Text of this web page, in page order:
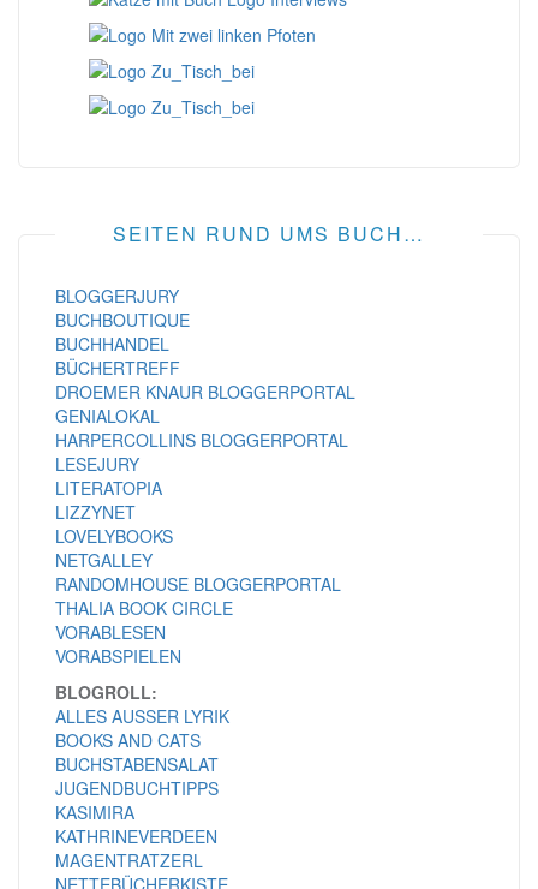
SEITEN RUND UMS BUCH…
BLOGGERJURY
BUCHBOUTIQUE
BUCHHANDEL
BÜCHERTREFF
DROEMER KNAUR BLOGGERPORTAL
GENIALOKAL
HARPERCOLLINS BLOGGERPORTAL
LESEJURY
LITERATOPIA
LIZZYNET
LOVELYBOOKS
NETGALLEY
RANDOMHOUSE BLOGGERPORTAL
THALIA BOOK CIRCLE
VORABLESEN
VORABSPIELEN
BLOGROLL:
ALLES AUSSER LYRIK
BOOKS AND CATS
BUCHSTABENSALAT
JUGENDBUCHTIPPS
KASIMIRA
KATHRINEVERDEEN
MAGENTRATZERL
NETTEBÜCHERKISTE